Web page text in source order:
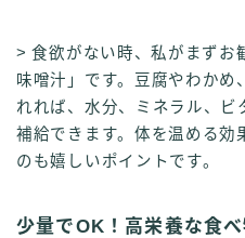
> 食欲がない時、私がまずお
味噌汁」です。豆腐やわかめ
れれば、水分、ミネラル、ビ
補給できます。体を温める効
のも嬉しいポイントです。
少量でOK！高栄養な食